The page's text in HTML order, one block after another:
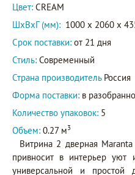
Цвет: CREAM
ШxВxГ (мм): 1000 x 2060 x
Срок поставки: от 21 дня
Стиль: Современный
Страна производитель Россия
Форма поставки: в
Количество упаковок: 5
Объем: 0.27 м3
Витрина 2 дверная
привносит в интерьер уют
универсальной и простой